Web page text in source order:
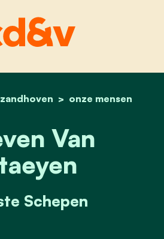
home
zandhoven onze mensen
steven van staeyen
Van
Schepen